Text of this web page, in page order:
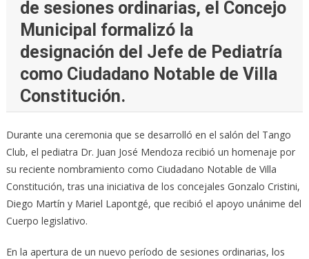
de sesiones ordinarias, el Concejo
Municipal formalizó la
designación del Jefe de Pediatría
como Ciudadano Notable de Villa
Constitución.
Durante una ceremonia que se desarrolló en el salón del Tango
Club, el pediatra Dr. Juan José Mendoza recibió un homenaje por
su reciente nombramiento como Ciudadano Notable de Villa
Constitución, tras una iniciativa de los concejales Gonzalo Cristini,
Diego Martín y Mariel Lapontgé, que recibió el apoyo unánime del
Cuerpo legislativo.
En la apertura de un nuevo período de sesiones ordinarias, los